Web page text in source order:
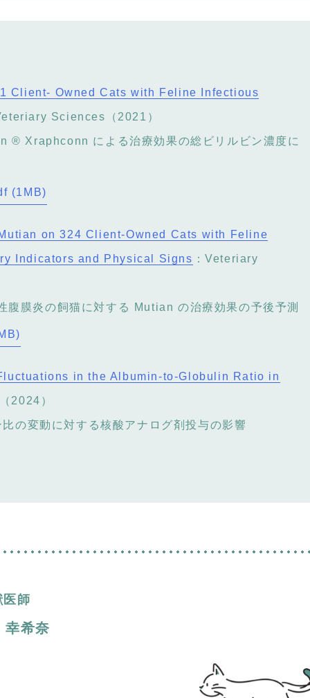
Client- Owned Cats with Feline Infectious
Sciences（2021）
® Xraphconn による治療効果の総ビリルビン濃度に
(1MB)
on 324 Client-Owned Cats with Feline
Indicators and Physical Signs ：Veteriary
膜炎の飼猫に対する Mutian の治療効果の予後予測
in the Albumin-to-Globulin Ratio in
2024）
の変動に対する核酸アナログ剤投与の影響
医師
幸希奈